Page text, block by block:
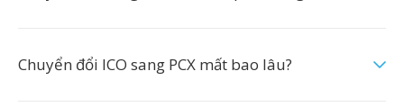
Chuyển đổi ICO sang PCX mất bao lâu?